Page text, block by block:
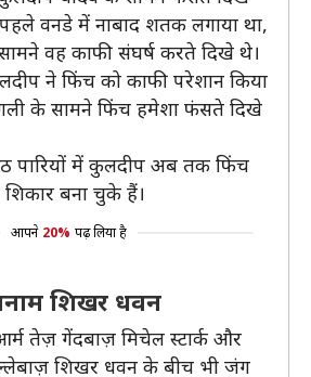
वनडे में नाबाद शतक लगाया था,
वह काफी संघर्ष करते दिखे थे।
ने फिंच को काफी परेशान किया
के सामने फिंच हमेशा फंसते दिखे
पारियों में कुलदीप अब तक फिंच
बना चुके हैं।
आपने 20% पढ़ लिया है
शिखर धवन
तेज़ गेंदबाज़ मिचेल स्टार्क और
शिखर धवन के बीच भी जंग